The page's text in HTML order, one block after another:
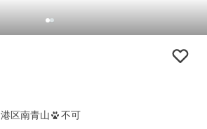
港区南青山 不可